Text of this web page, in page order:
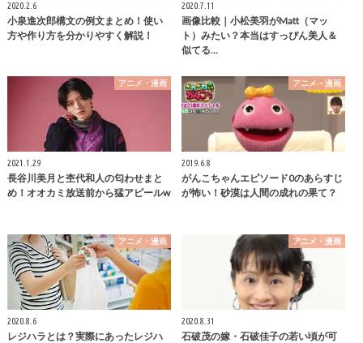
2020.2.6
小泉進次郎構文の例文まとめ！使い
方や作り方を分かりやすく解説！
2020.7.11
画像比較｜小松美羽がMatt（マッ
ト）みたい？本当はすっぴん美人＆
似てる…
アニメ・漫画
2021.1.29
長谷川美月と杢代和人の匂わせまと
め！オオカミ放送前から猛アピールw
アニメ・漫画
2019.6.8
がんこちゃんエピソード0のあらすじ
が怖い！砂漠は人間の成れの果て？
アニメ・漫画
2020.8.6
レジハラとは？実際にあったレジハ
アニメ・漫画
2020.8.31
石破茂の嫁・石破佳子の若い頃が可